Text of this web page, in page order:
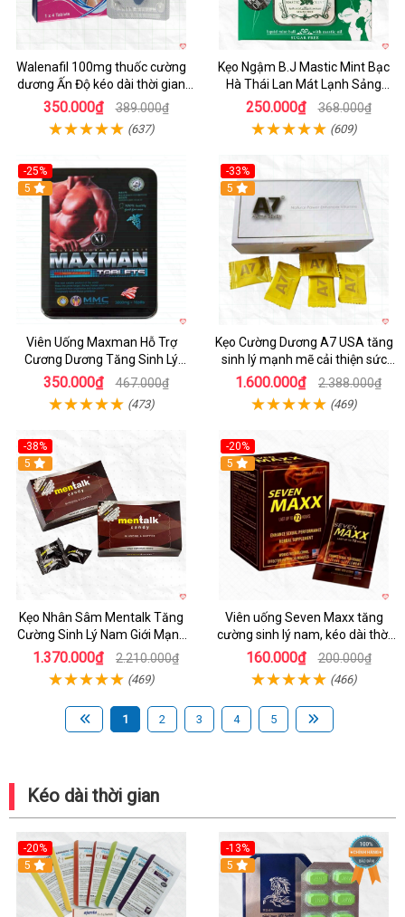
Walenafil 100mg thuốc cường
dương Ấn Độ kéo dài thời gian
quan hệ tăng sinh lý
350.000₫ 389.000₫
(637)
Kẹo Ngậm B.J Mastic Mint Bạc
Hà Thái Lan Mát Lạnh Sảng
Khoái
250.000₫ 368.000₫
(609)
-25%
5
Viên Uống Maxman Hỗ Trợ
Cương Dương Tăng Sinh Lý
Mạnh Mẽ Hộp 10 Viên
350.000₫ 467.000₫
(473)
-33%
5
Kẹo Cường Dương A7 USA tăng
sinh lý mạnh mẽ cải thiện sức
khỏe nam
1.600.000₫ 2.388.000₫
(469)
-38%
5
Kẹo Nhân Sâm Mentalk Tăng
Cường Sinh Lý Nam Giới Mạnh
Mẽ
1.370.000₫ 2.210.000₫
(469)
-20%
5
Viên uống Seven Maxx tăng
cường sinh lý nam, kéo dài thời
gian quan hệ
160.000₫ 200.000₫
(466)
1 2 3 4 5
Kéo dài thời gian
-20%
5
-13%
Hot
5